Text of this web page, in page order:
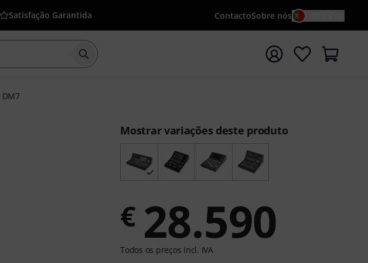
Satisfação Garantida ContactoSobre nós
Iniciar pesquisa com o termo de pesquisa {searchTerm}
DM7
Mostrar variações deste produto
€ 28.590
Todos os preços incl. IVA